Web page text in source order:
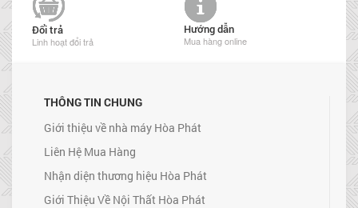
Đổi trả
Linh hoạt đổi trả
Hướng dẫn
Mua hàng online
THÔNG TIN CHUNG
Giới thiệu về nhà máy Hòa Phát
Liên Hệ Mua Hàng
Nhận diện thương hiệu Hòa Phát
Giới Thiệu Về Nội Thất Hòa Phát